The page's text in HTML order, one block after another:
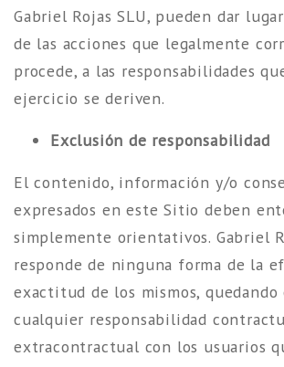
Gabriel Rojas SLU, pueden dar
de las acciones que legalmente
procede, a las responsabilidades
ejercicio se deriven.
Exclusión de responsabilidad
El contenido, información y/o
expresados en este Sitio deben
simplemente orientativos. Gabriel
responde de ninguna forma de la
exactitud de los mismos, quedando
cualquier responsabilidad
extracontractual con los usuarios